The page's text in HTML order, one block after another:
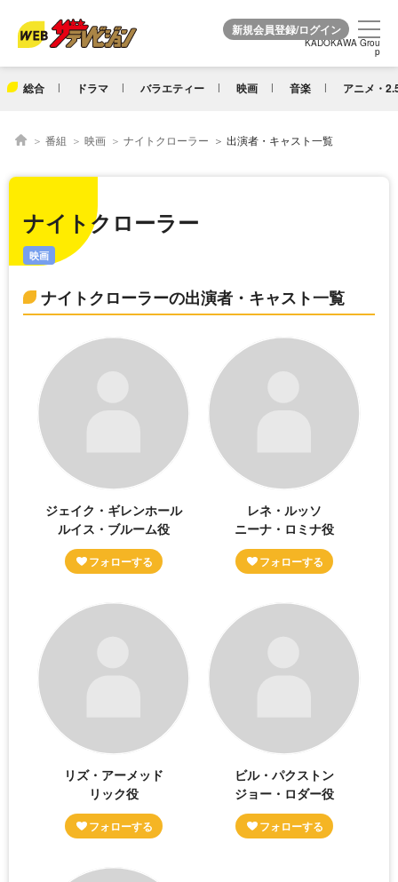
KADOKAWA Grou
p
総合 ドラマ バラエティー 映画 音楽 アニメ・
KADOKAWA Grou
p
番組 映画 ナイトクローラー 出演者・キャスト一覧
ナイトクローラー
映画
ナイトクローラーの出演者・キャスト一覧
ジェイク・ギレンホール
ルイス・ブルーム役
レネ・ルッソ
ニーナ・ロミナ役
リズ・アーメッド
リック役
ビル・パクストン
ジョー・ロダー役